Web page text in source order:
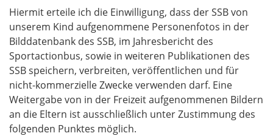
e
l
d
c
h
t
f
e
l
d
Hiermit erteile ich die Einwilligung, dass der SSB von
unserem Kind aufgenommene Personenfotos in der
Bilddatenbank des SSB, im Jahresbericht des
Sportactionbus, sowie in weiteren Publikationen des
SSB speichern, verbreiten, veröffentlichen und für
nicht-kommerzielle Zwecke verwenden darf. Eine
Weitergabe von in der Freizeit aufgenommenen Bildern
an die Eltern ist ausschließlich unter Zustimmung des
folgenden Punktes möglich.